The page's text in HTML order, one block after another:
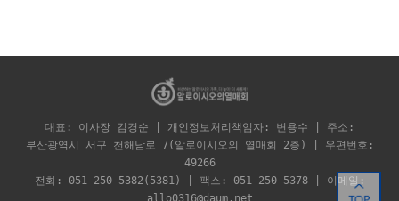
대표: 이사장 김경순 | 개인정보처리책임자: 변용수 | 주소:
부산광역시 서구 천해남로 7(알로이시오의 열매회 2층) | 우편번호:
49266
전화: 051-250-5382(5381) | 팩스: 051-250-5378 | 이메일:
allo0316@daum.net